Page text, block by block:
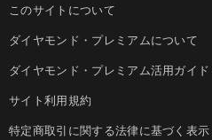
このサイトについて
ダイヤモンド・プレミアムについて
ダイヤモンド・プレミアム活用ガイド
サイト利用規約
特定商取引に関する法律に基づく表示